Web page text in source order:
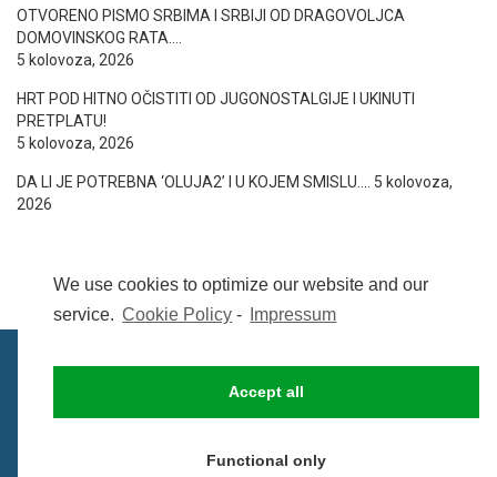
We use cookies to optimize our website and our
service. Cookie Policy - Impressum
Accept all
Functional only
OTVORENO PISMO SRBIMA I SRBIJI OD DRAGOVOLJCA
DOMOVINSKOG RATA….
5 kolovoza, 2026
HRT POD HITNO OČISTITI OD JUGONOSTALGIJE I UKINUTI
PRETPLATU!
5 kolovoza, 2026
DA LI JE POTREBNA ‘OLUJA2’ I U KOJEM SMISLU…. 5 kolovoza,
2026